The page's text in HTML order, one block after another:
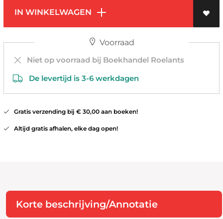
IN WINKELWAGEN
Voorraad
Niet op voorraad bij Boekhandel Roelants
De levertijd is 3-6 werkdagen
Gratis verzending bij € 30,00 aan boeken!
Altijd gratis afhalen, elke dag open!
Korte beschrijving/Annotatie